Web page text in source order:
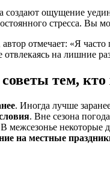
создают ощущение
стресса. Вы
автор отмечает: «Я
на лишние
тем, кто
. Иногда лучше
. Вне сезона
межсезонье некоторые
на местные